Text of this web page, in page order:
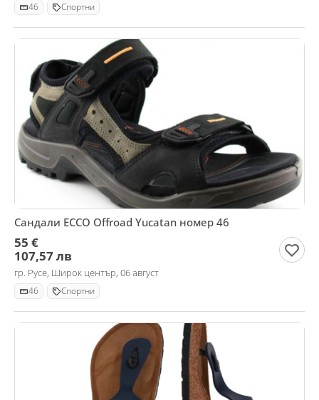
46 Спортни
Сандали ECCO Offroad Yucatan номер 46
55 €
107,57 лв
гр. Русе, Широк център, 06 август
46 Спортни